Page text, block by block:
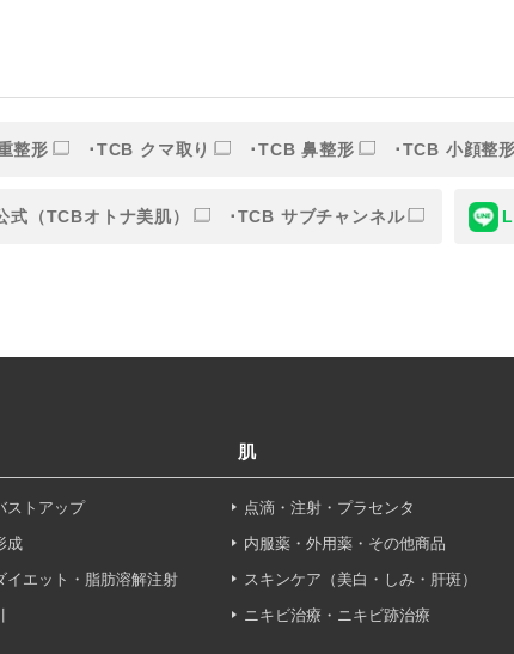
報が適正に管理されるよう確保します。
はありません。
について】
より個人情報に関する開示、訂正、更新、削除、利用停止
ム
整形 TCB クマ取り TCB 鼻整形 TCB 小顔整形
式（TCBオトナ美肌） TCB サブチャンネル
ストアップ
成
イエット・脂肪溶解注射
肌
点滴・注射・プラセンタ
内服薬・外用薬・その他商品
スキンケア（美白・しみ・肝斑）
ニキビ治療・ニキビ跡治療